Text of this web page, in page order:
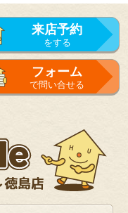
来店予約
をする
フォーム
で問い合せる